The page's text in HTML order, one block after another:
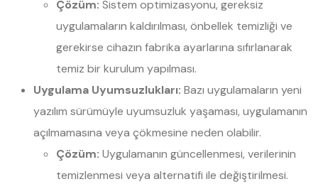
Çözüm: Sistem optimizasyonu, gereksiz
uygulamaların kaldırılması, önbellek temizliği ve
gerekirse cihazın fabrika ayarlarına sıfırlanarak
temiz bir kurulum yapılması.
Uygulama Uyumsuzlukları: Bazı uygulamaların yeni
yazılım sürümüyle uyumsuzluk yaşaması, uygulamanın
açılmamasına veya çökmesine neden olabilir.
Çözüm: Uygulamanın güncellenmesi, verilerinin
temizlenmesi veya alternatifi ile değiştirilmesi.